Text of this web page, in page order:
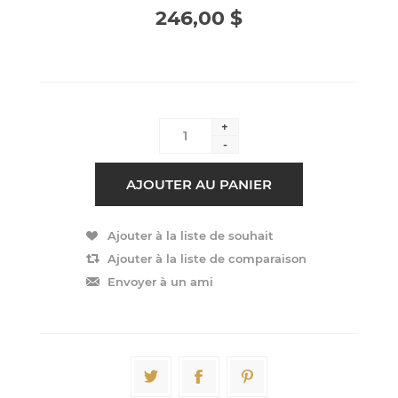
246,00 $
+
-